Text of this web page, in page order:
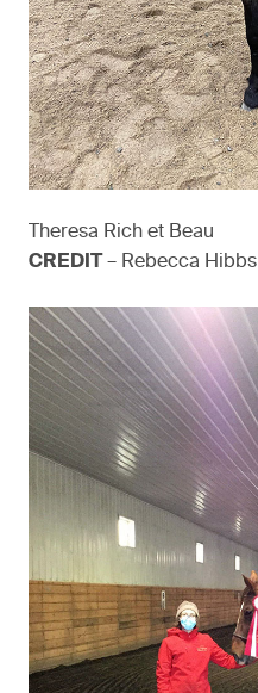
Theresa Rich et Beau
CREDIT– Rebecca Hibbs